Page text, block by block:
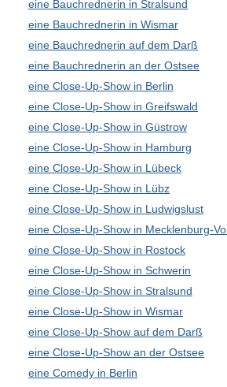
eine Bauchrednerin in Stralsund
eine Bauchrednerin in Wismar
eine Bauchrednerin auf dem Darß
eine Bauchrednerin an der Ostsee
eine Close-Up-Show in Berlin
eine Close-Up-Show in Greifswald
eine Close-Up-Show in Güstrow
eine Close-Up-Show in Hamburg
eine Close-Up-Show in Lübeck
eine Close-Up-Show in Lübz
eine Close-Up-Show in Ludwigslust
eine Close-Up-Show in Mecklenburg-
eine Close-Up-Show in Rostock
eine Close-Up-Show in Schwerin
eine Close-Up-Show in Stralsund
eine Close-Up-Show in Wismar
eine Close-Up-Show auf dem Darß
eine Close-Up-Show an der Ostsee
eine Comedy in Berlin